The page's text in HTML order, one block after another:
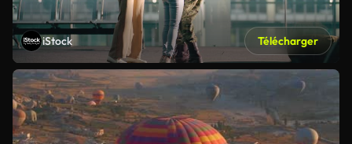
iStock Télécharger